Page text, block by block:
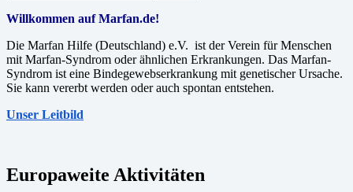
Willkommen auf Marfan.de!
Die Marfan Hilfe (Deutschland) e.V. ist der Verein für Menschen
mit Marfan-Syndrom oder ähnlichen Erkrankungen. Das Marfan-
Syndrom ist eine Bindegewebserkrankung mit genetischer Ursache.
Sie kann vererbt werden oder auch spontan entstehen.
Unser Leitbild
Europaweite Aktivitäten